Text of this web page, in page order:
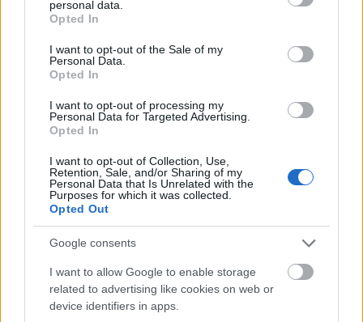
grant or deny consent to Google and its third-party tags to
use your data for below specified purposes in below Google
consent section.
personal data.
Opted In
I want to opt-out of the Sale of my
Personal Data.
Opted In
I want to opt-out of processing my
Personal Data for Targeted Advertising.
Opted In
I want to opt-out of Collection, Use,
Retention, Sale, and/or Sharing of my
Personal Data that Is Unrelated with the
Purposes for which it was collected.
Opted Out
Google consents
I want to allow Google to enable storage
related to advertising like cookies on web or
device identifiers in apps.
A Harry Potteren nőttem fel, de
Hermione volt az én igazi hősöm
A Servant jóképű vöröse
Valljuk be, a gyerekkori Harry Potter-maratonok
során egyikünk sem Ron Weasley szerelméről
álmodozott. 2019-ben viszont nagyot fordult a világ,
megváltozott a benyomásunk Rupertről – ez az év,
amikor kaptunk egy bőrünk alá kúszó,
feszültségektől túlfűtött Apple TV+ sorozatot. A